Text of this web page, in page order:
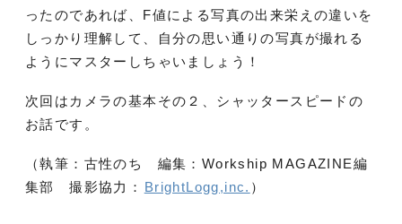
ったのであれば、F値による写真の出来栄えの違いを
しっかり理解して、自分の思い通りの写真が撮れる
ようにマスターしちゃいましょう！
次回はカメラの基本その２、シャッタースピードの
お話です。
（執筆：古性のち 編集：Workship MAGAZINE編
集部 撮影協力： BrightLogg,inc. ）